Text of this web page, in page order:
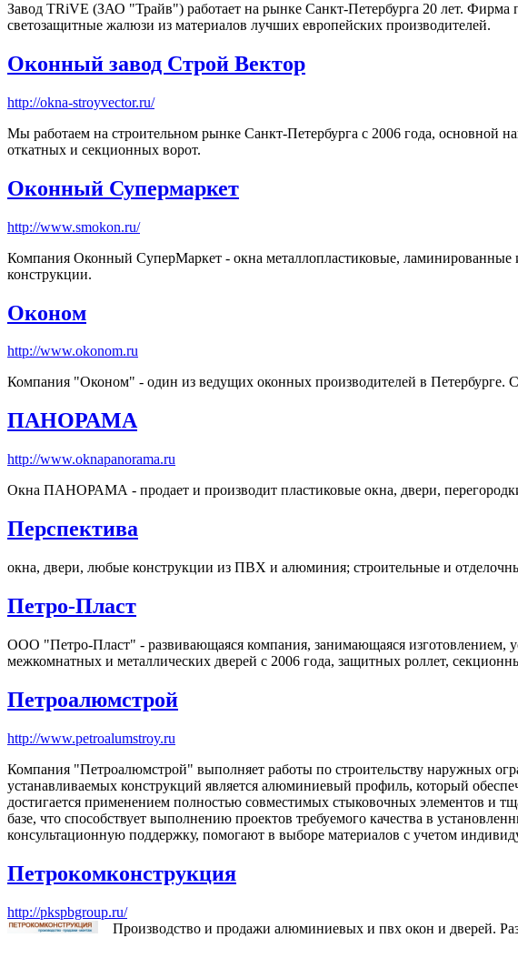
Завод TRiVE (ЗАО "Трайв") работает на рынке Санкт-Петербурга 20 лет.
светозащитные жалюзи из материалов лучших европейских производителей.
Оконный завод Строй Вектор
http://okna-stroyvector.ru/
Мы работаем на строительном рынке Санкт-Петербурга с 2006 года, основной
откатных и секционных ворот.
Оконный Супермаркет
http://www.smokon.ru/
Компания Оконный СуперМаркет - окна металлопластиковые,
конструкции.
Оконом
http://www.okonom.ru
Компания "Оконом" - один из ведущих оконных производителей в
ПАНОРАМА
http://www.oknapanorama.ru
Окна ПАНОРАМА - продает и производит пластиковые окна, двери,
Перспектива
окна, двери, любые конструкции из ПВХ и алюминия; строительные и
Петро-Пласт
ООО "Петро-Пласт" - развивающаяся компания, занимающаяся изготовлением,
межкомнатных и металлических дверей с 2006 года, защитных роллет,
Петроалюмстрой
http://www.petroalumstroy.ru
Компания "Петроалюмстрой" выполняет работы по строительству наружных
устанавливаемых конструкций является алюминиевый профиль, который
достигается применением полностью совместимых стыковочных элементов и
базе, что способствует выполнению проектов требуемого качества в
консультационную поддержку, помогают в выборе материалов с учетом
Петрокомконструкция
http://pkspbgroup.ru/
Производство и продажи алюминиевых и пвх окон и дверей.